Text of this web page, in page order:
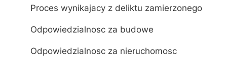
Proces wynikajacy z deliktu zamierzonego
Odpowiedzialnosc za budowe
Odpowiedzialnosc za nieruchomosc